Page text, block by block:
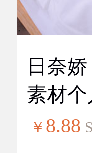
日奈
素材
￥ 8.88